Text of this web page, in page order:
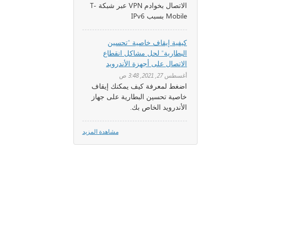
الاتصال بخوادم VPN عبر شبكة T-
Mobile بسبب IPv6
كيفية إيقاف خاصية "تحسين
البطارية" لحل مشاكل انقطاع
الاتصال على أجهزة الأندرويد
أغسطس 27, 2021, 3:48 ص
اضغط لمعرفة كيف يمكنك إيقاف
خاصية تحسين البطارية على جهاز
الأندرويد الخاص بك.
مشاهدة المزيد